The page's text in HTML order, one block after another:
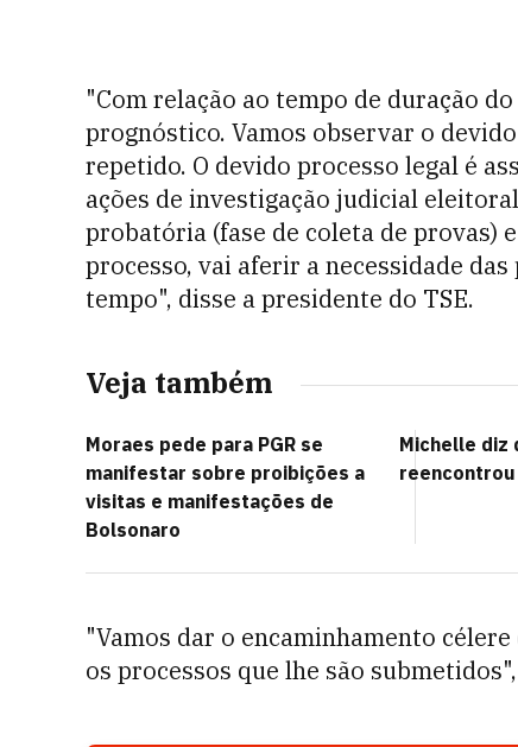
"Com relação ao tempo de duração
prognóstico. Vamos observar o
repetido. O devido processo legal é
ações de investigação judicial
probatória (fase de coleta de provas)
processo, vai aferir a necessidade
tempo", disse a presidente do TSE.
Veja também
Moraes pede para PGR se
manifestar sobre proibições a
visitas e manifestações de
Bolsonaro
Michelle diz
"Vamos dar o encaminhamento
os processos que lhe são